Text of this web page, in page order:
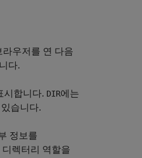
라우저 를 연 다음
다.
시합니다. DIR에는
습니다.
정보를
렉터리 역할을